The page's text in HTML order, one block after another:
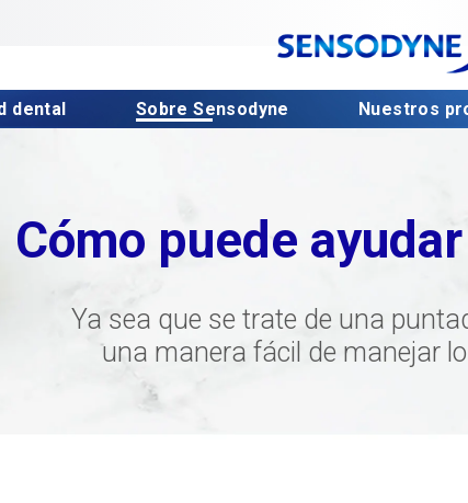
dental Sobre Sensodyne Nuestros
Cómo puede
Ya sea que se trate de una
una manera fácil de manejar